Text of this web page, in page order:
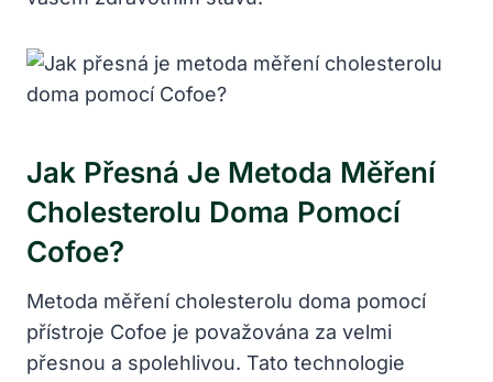
Jak Přesná Je Metoda Měření
Cholesterolu Doma Pomocí
Cofoe?
Metoda měření cholesterolu doma pomocí
přístroje Cofoe je považována za velmi
přesnou a spolehlivou. Tato technologie